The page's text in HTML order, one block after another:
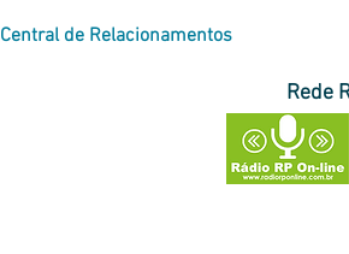
Central de Relacionamentos
Rede